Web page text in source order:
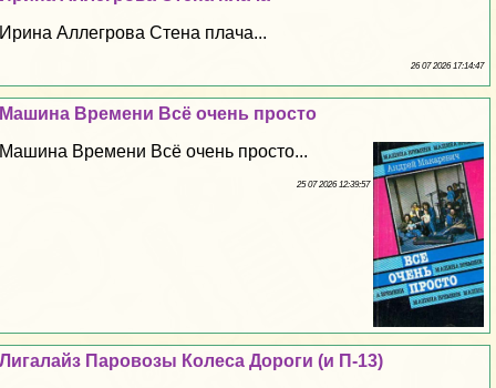
Ирина Аллегрова Стена плача...
26 07 2026 17:14:47
Машина Времени Всё очень просто
Машина Времени Всё очень просто...
25 07 2026 12:39:57
Лигалайз Паровозы Колеса Дороги (и П-13)